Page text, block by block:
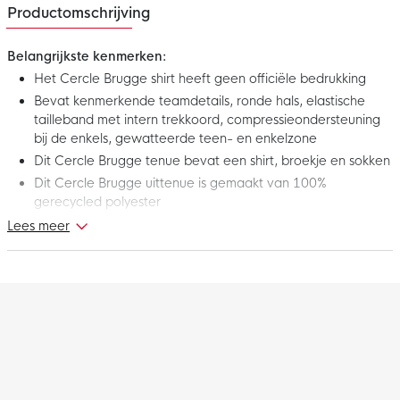
Productomschrijving
Belangrijkste kenmerken:
Het Cercle Brugge shirt heeft geen officiële bedrukking
Bevat kenmerkende teamdetails, ronde hals, elastische
tailleband met intern trekkoord, compressieondersteuning
bij de enkels, gewatteerde teen- en enkelzone
Dit Cercle Brugge tenue bevat een shirt, broekje en sokken
Dit Cercle Brugge uittenue is gemaakt van 100%
gerecycled polyester
Zweetafvoerende dryCELL technologie houdt je droog en
Lees meer